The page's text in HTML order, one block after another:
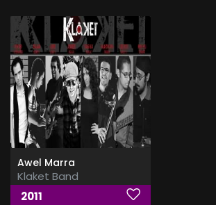
Awel Marra
Klaket Band
2011